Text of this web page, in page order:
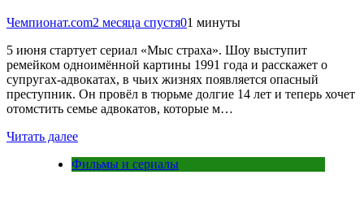
Чемпионат.com2 месяца спустя01 минуты
5 июня стартует сериал «Мыс страха». Шоу выступит
ремейком одноимённой картины 1991 года и расскажет о
супругах-адвокатах, в чьих жизнях появляется опасный
преступник. Он провёл в тюрьме долгие 14 лет и теперь хочет
отомстить семье адвокатов, которые м…
Читать далее
Фильмы и сериалы